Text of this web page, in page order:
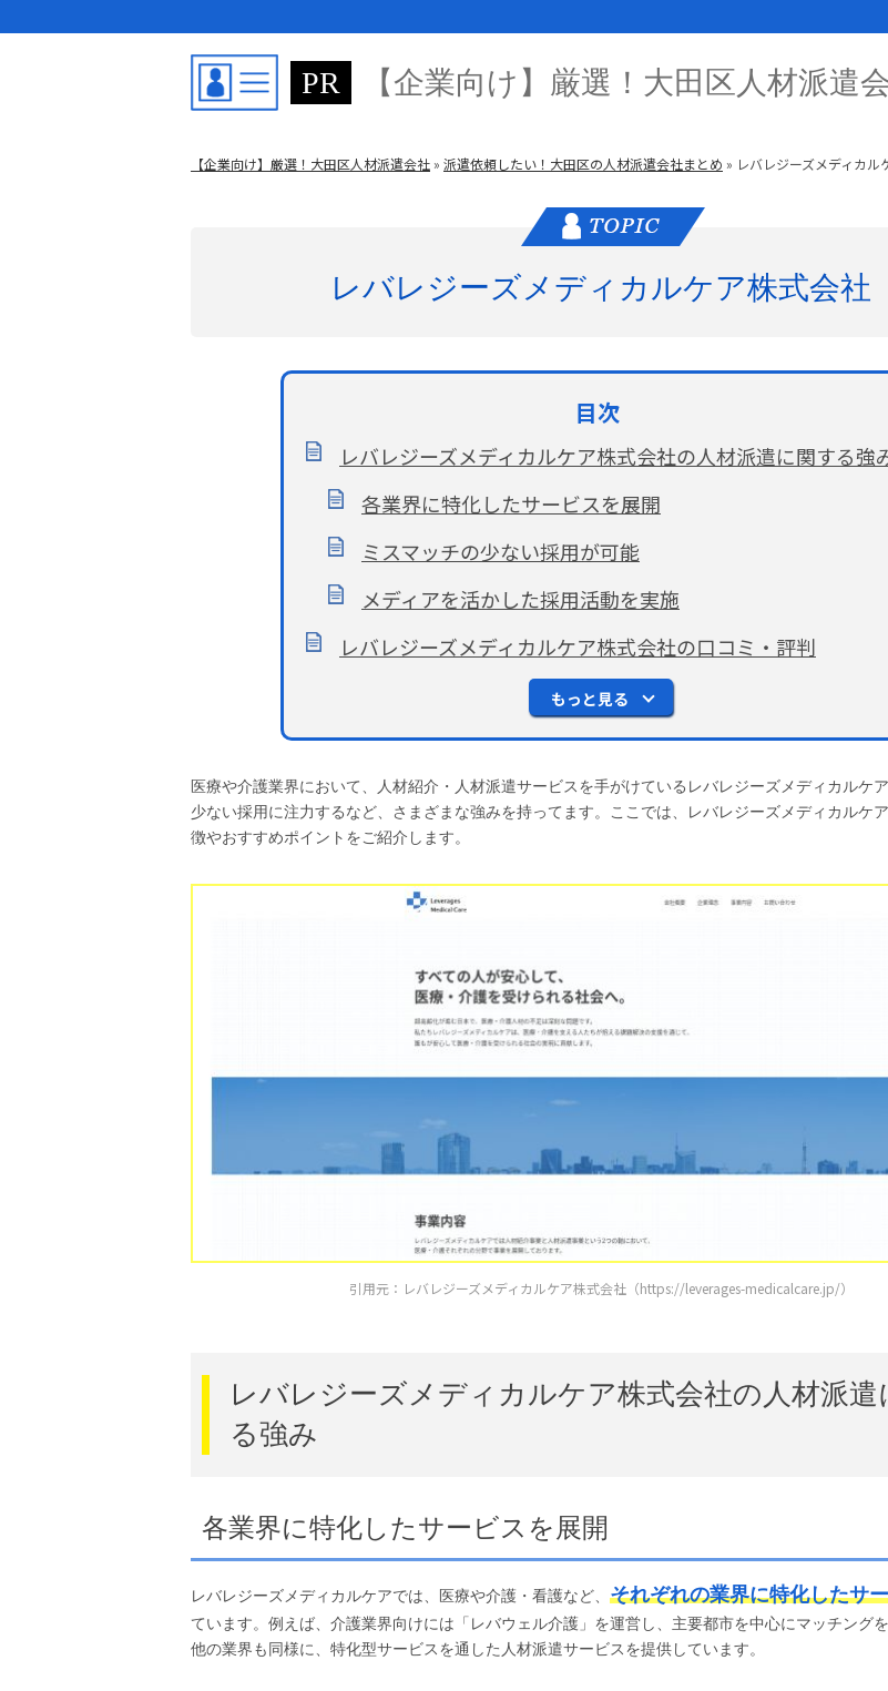
【企業向け】厳選！大田区人材派遣
【企業向け】厳選！大田区人材派遣会社 » 派遣依頼したい！大田区の人材派遣会社まとめ » レバレジーズメディカル
レバレジーズメディカルケア株式会社
レバレジーズメディカルケア株式会社の人材派遣に関する強
各業界に特化したサービスを展開
ミスマッチの少ない採用が可能
メディアを活かした採用活動を実施
レバレジーズメディカルケア株式会社の口コミ・評判
もっと見る
医療や介護業界において、人材紹介・人材派遣サービスを手がけているレバレジーズメディカルケ
少ない採用に注力するなど、さまざまな強みを持ってます。ここでは、レバレジーズメディカルケ
徴やおすすめポイントをご紹介します。
引用元：レバレジーズメディカルケア株式会社（https://leverages-medicalcare.jp/）
レバレジーズメディカルケア株式会社の人材派遣
る強み
各業界に特化したサービスを展開
レバレジーズメディカルケアでは、医療や介護・看護など、 それぞれの業界に特化したサ
ています。例えば、介護業界向けには「レバウェル介護」を運営し、主要都市を中心にマッチングを
他の業界も同様に、特化型サービスを通した人材派遣サービスを提供しています。